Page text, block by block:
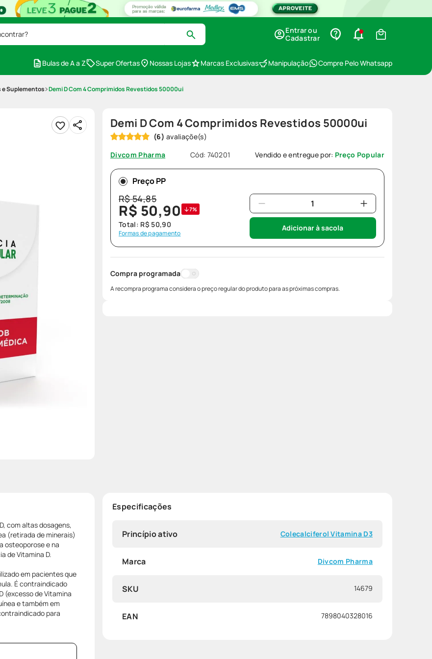
Entrar ou
Cadastrar
Bulas de A a Z Super Ofertas Nossas Lojas Marcas Exclusivas Manipulação Compre Pelo Whatsapp
Suplementos Demi D Com 4 Comprimidos Revestidos 50000ui
Demi D Com 4 Comprimidos Revestidos 50000ui
(6)
Divcom Pharma
Cód: 740201 Vendido e entregue por: Preço Popular
Preço PP
R$54,85
R$ 50,90 7%
Total: R$ 50,90
Formas de pagamento
Adicionar à sacola
Compra programada
A recompra programa considera o preço regular do produto para as próximas compras.
com altas dosagens,
(retirada de minerais)
osteoporose e na
de Vitamina D.
em pacientes que
É contraindicado
(excesso de Vitamina
e também em
para
Especificações
Princípio ativo Colecalciferol Vitamina D3
Marca Divcom Pharma
SKU 14679
EAN 7898040328016